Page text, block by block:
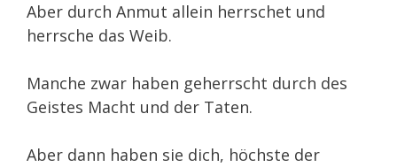
Aber durch Anmut allein herrschet und
herrsche das Weib.
Manche zwar haben geherrscht durch des
Geistes Macht und der Taten.
Aber dann haben sie dich, höchste der